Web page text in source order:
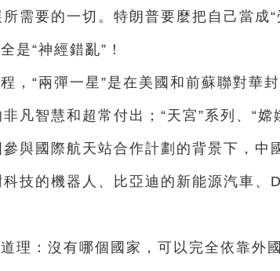
需要的一切。特朗普要麼把自己當成“
是“神經錯亂”！
，“兩彈一星”是在美國和前蘇聯對華
凡智慧和超常付出；“天宮”系列、“嫦
與國際航天站合作計劃的背景下，中
技的機器人、比亞迪的新能源汽車、
理：沒有哪個國家，可以完全依靠外國